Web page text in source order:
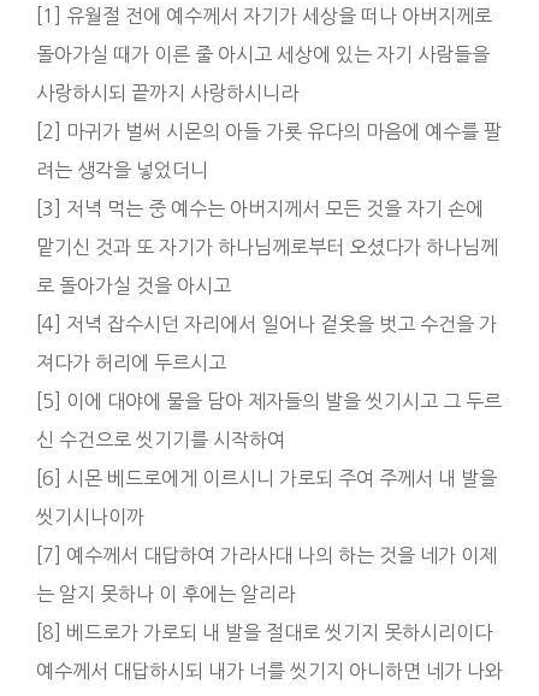
[1] 유월절 전에 예수께서 자기가 세상을 떠나 아버지께로
돌아가실 때가 이른 줄 아시고 세상에 있는 자기 사람들을
사랑하시되 끝까지 사랑하시니라
[2] 마귀가 벌써 시몬의 아들 가룟 유다의 마음에 예수를 팔
려는 생각을 넣었더니
[3] 저녁 먹는 중 예수는 아버지께서 모든 것을 자기 손에
맡기신 것과 또 자기가 하나님께로부터 오셨다가 하나님께
로 돌아가실 것을 아시고
[4] 저녁 잡수시던 자리에서 일어나 겉옷을 벗고 수건을 가
져다가 허리에 두르시고
[5] 이에 대야에 물을 담아 제자들의 발을 씻기시고 그 두르
신 수건으로 씻기기를 시작하여
[6] 시몬 베드로에게 이르시니 가로되 주여 주께서 내 발을
씻기시나이까
[7] 예수께서 대답하여 가라사대 나의 하는 것을 네가 이제
는 알지 못하나 이 후에는 알리라
[8] 베드로가 가로되 내 발을 절대로 씻기지 못하시리이다
예수께서 대답하시되 내가 너를 씻기지 아니하면 네가 나와